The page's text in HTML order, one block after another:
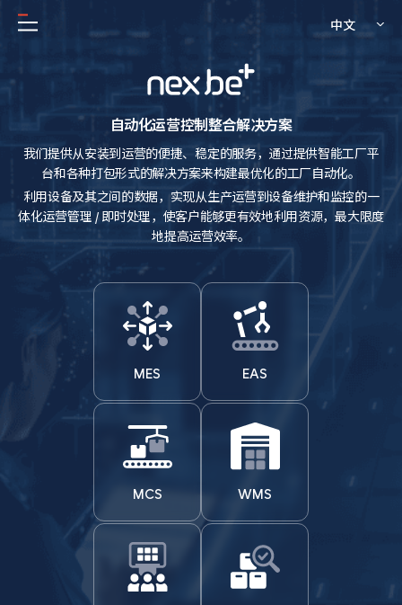
中文
自动化运营控制整合解决方案
我们提供从安装到运营的便捷、稳定的服务，通过提供智能工厂平
台和各种打包形式的解决方案来构建最优化的工厂自动化。
利用设备及其之间的数据，实现从生产运营到设备维护和监控的一
体化运营管理 / 即时处理，使客户能够更有效地利用资源，最大限度
地提高运营效率。
MES EAS
MCS WMS